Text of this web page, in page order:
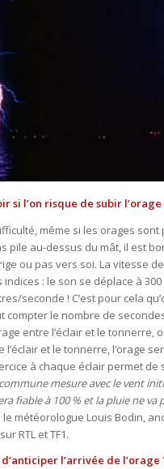
si l’on risque de subir l’orage
même si les orages
pile au-dessus du mât, il est
ou pas vers soi. La vitesse
indices : le son se déplace à
seconde ! C’est pour cela
compter le nombre de
entre l’éclair et le tonnerre,
l’éclair et le tonnerre, l’orage
à chaque éclair permet de
mesure avec le vent
fiable à 100 % et la pluie ne
le météorologue Louis Bodin,
RTL et TF1.
l’arrivée de l’orage